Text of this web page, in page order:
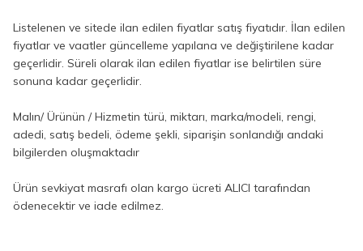
Listelenen ve sitede ilan edilen fiyatlar satış fiyatıdır. İlan edilen
fiyatlar ve vaatler güncelleme yapılana ve değiştirilene kadar
geçerlidir. Süreli olarak ilan edilen fiyatlar ise belirtilen süre
sonuna kadar geçerlidir.
Malın/ Ürünün / Hizmetin türü, miktarı, marka/modeli, rengi,
adedi, satış bedeli, ödeme şekli, siparişin sonlandığı andaki
bilgilerden oluşmaktadır
Ürün sevkiyat masrafı olan kargo ücreti ALICI tarafından
ödenecektir ve iade edilmez.